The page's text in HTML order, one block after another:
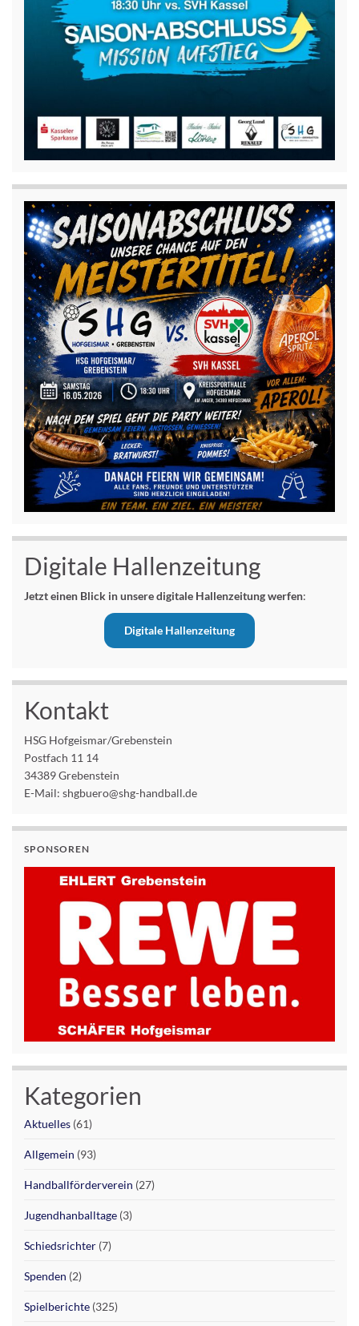
Digitale Hallenzeitung
Jetzt einen Blick in unsere digitale Hallenzeitung werfen:
Digitale Hallenzeitung
Kontakt
HSG Hofgeismar/Grebenstein
Postfach 11 14
34389 Grebenstein
E-Mail: shgbuero@shg-handball.de
SPONSOREN
Kategorien
Aktuelles (61)
Allgemein (93)
Handballförderverein (27)
Jugendhanballtage (3)
Schiedsrichter (7)
Spenden (2)
Spielberichte (325)